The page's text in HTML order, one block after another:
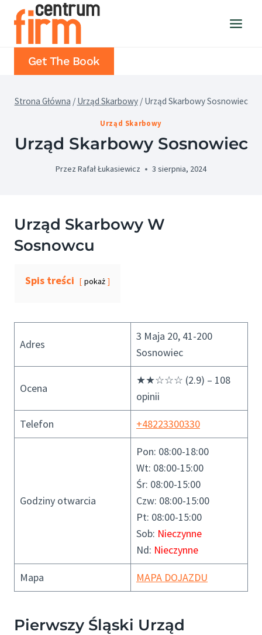
Przejdź
Get The Book
Strona Główna / Urząd Skarbowy / Urząd Skarbowy Sosnowiec
Urząd Skarbowy
Urząd Skarbowy Sosnowiec
Przez Rafał Łukasiewicz 3 sierpnia, 2024
Urząd Skarbowy W
Sosnowcu
Spis treści pokaż
Adres
3 Maja 20, 41-200
Sosnowiec
Ocena
★★☆☆☆ (2.9) – 108
opinii
Telefon +48223300330
Godziny otwarcia
Pon: 08:00-18:00
Wt: 08:00-15:00
Śr: 08:00-15:00
Czw: 08:00-15:00
Pt: 08:00-15:00
Sob: Nieczynne
Nd: Nieczynne
Mapa MAPA DOJAZDU
Pierwszy Śląski Urząd